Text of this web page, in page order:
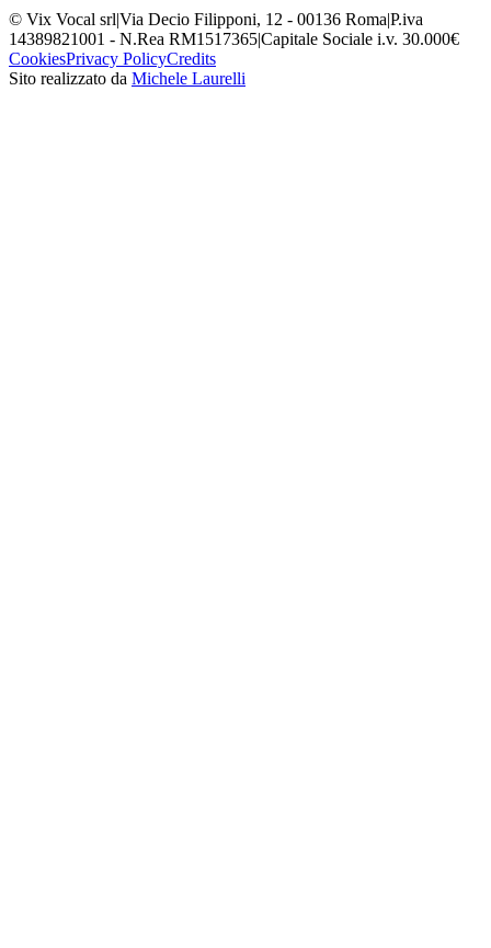
© Vix Vocal srl|Via Decio Filipponi, 12 - 00136 Roma|P.iva
14389821001 - N.Rea RM1517365|Capitale Sociale i.v. 30.000€
CookiesPrivacy PolicyCredits
Sito realizzato da Michele Laurelli